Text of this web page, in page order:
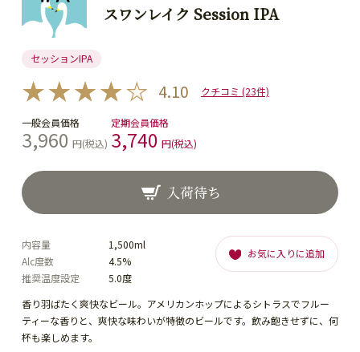
スワンレイク Session IPA
セッションIPA
4.10 クチコミ (23件)
香り羽ばたく爽快なビール。アメリカンホップによるシトラスでフルー
ティーな香りと、爽快な味わいが特徴のビールです。飲み飽きせずに、何
杯も楽しめます。
一般会員価格
3,960 円(税込)
定期会員価格
3,740 円(税込)
内容量
1,500ml
Alc度数
4.5%
推奨温度設定
5.0度
お気に入りに追加
入荷待ち